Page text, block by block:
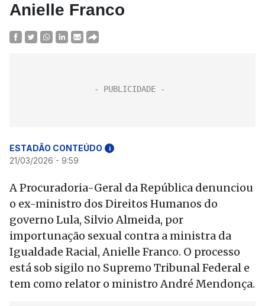
Anielle Franco
ESTADÃO CONTEÚDO i
21/03/2026 - 9:59
A Procuradoria-Geral da República denunciou
o ex-ministro dos Direitos Humanos do
governo Lula, Silvio Almeida, por
importunação sexual contra a ministra da
Igualdade Racial, Anielle Franco. O processo
está sob sigilo no Supremo Tribunal Federal e
tem como relator o ministro André Mendonça.